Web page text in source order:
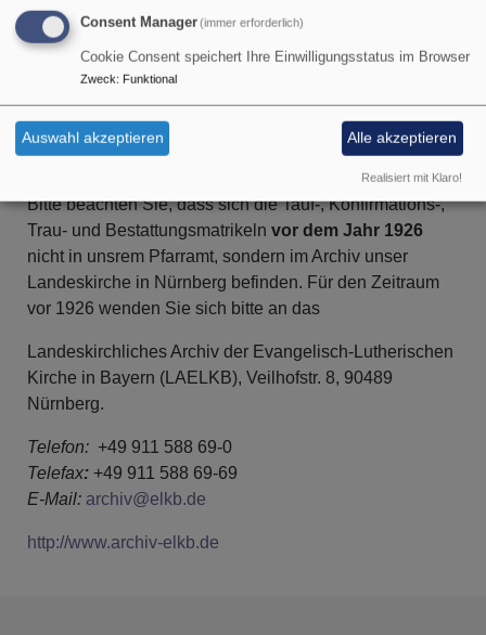
Bürozeiten (Dienstag 12-16 Uhr, Donnerstag 12-15 Uhr)
an unser Pfarramt (Tel. 09323/261).
Sämtliche Bescheinigungen sind kostenfrei. Lediglich
für Matrikelauszüge aus den Tauf-, Konfirmations-, Trau-
und Bestattungsmatrikeln erheben wir eine
kleine Verwaltungsgebühr.
Bitte beachten Sie, dass sich die Tauf-, Konfirmations-,
Trau- und Bestattungsmatrikeln vor dem Jahr 1926
nicht in unsrem Pfarramt, sondern im Archiv unser
Landeskirche in Nürnberg befinden. Für den Zeitraum
vor 1926 wenden Sie sich bitte an das
Landeskirchliches Archiv der Evangelisch-Lutherischen
Kirche in Bayern (LAELKB), Veilhofstr. 8, 90489
Nürnberg.
Telefon: +49 911 588 69-0
Telefax: +49 911 588 69-69
E-Mail: archiv@elkb.de
http://www.archiv-elkb.de
Consent Manager(immer erforderlich)
Cookie Consent speichert Ihre Einwilligungsstatus im Browser
Zweck: Funktional
Auswahl akzeptieren Alle akzeptieren
Realisiert mit Klaro!